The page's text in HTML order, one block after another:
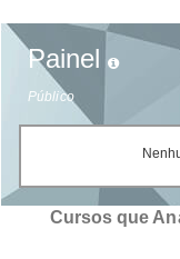
Painel
Público
Cursos que